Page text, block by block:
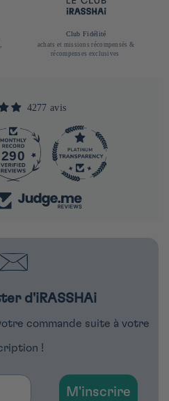
Club Fidélité
achats et missions récompensés &
récompenses exclusives
4277 avis
290
d'iRASSHAi
commande suite à votre
!
M'inscrire